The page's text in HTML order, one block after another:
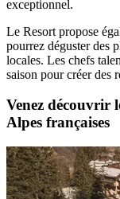
exceptionnel.
Le Resort propose
pourrez déguster des
locales. Les chefs
saison pour créer des
Venez découvrir
Alpes françaises